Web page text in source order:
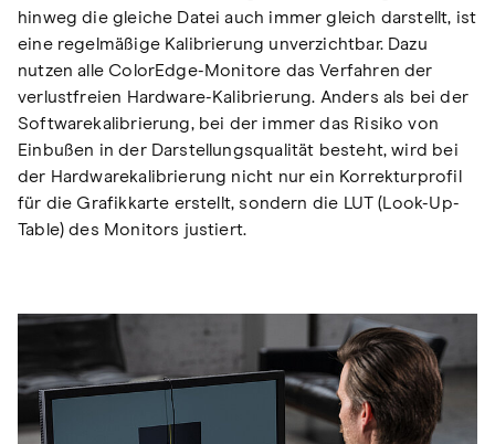
hinweg die gleiche Datei auch immer gleich darstellt, ist
eine regelmäßige Kalibrierung unverzichtbar. Dazu
nutzen alle ColorEdge-Monitore das Verfahren der
verlustfreien Hardware-Kalibrierung. Anders als bei der
Softwarekalibrierung, bei der immer das Risiko von
Einbußen in der Darstellungsqualität besteht, wird bei
der Hardwarekalibrierung nicht nur ein Korrekturprofil
für die Grafikkarte erstellt, sondern die LUT (Look-Up-
Table) des Monitors justiert.